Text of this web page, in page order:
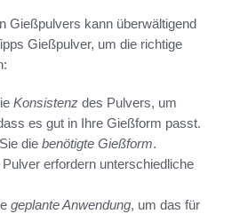
Gießpulvers kann überwältigend
Gießpulver, um die richtige
Konsistenz des Pulvers, um
es gut in Ihre Gießform passt.
die benötigte Gießform.
erfordern unterschiedliche
geplante Anwendung, um das für